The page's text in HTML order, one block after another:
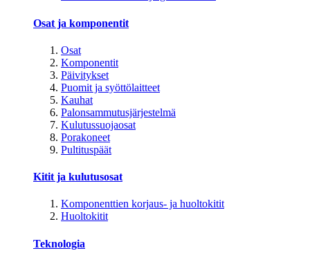
Osat ja komponentit
Osat
Komponentit
Päivitykset
Puomit ja syöttölaitteet
Kauhat
Palonsammutusjärjestelmä
Kulutussuojaosat
Porakoneet
Pultituspäät
Kitit ja kulutusosat
Komponenttien korjaus- ja huoltokitit
Huoltokitit
Teknologia